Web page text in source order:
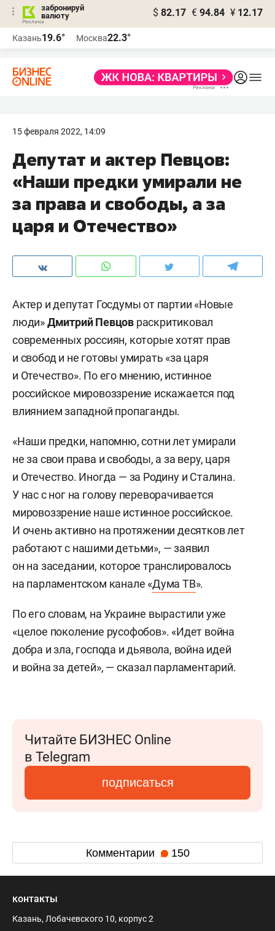
забронируй
валюту
$ 82.17 € 94.84 ¥ 12.17
Казань19.6° Москва22.3°
15 февраля 2022, 14:09
Депутат и актер Певцов:
«Наши предки умирали не
за права и свободы, а за
царя и Отечество»
Актер и депутат Госдумы от партии «Новые
люди»Дмитрий Певцов раскритиковал
современных россиян, которые хотят прав
и свобод и не готовы умирать «за царя
и Отечество». По его мнению, истинное
российское мировоззрение искажается под
влиянием западной пропаганды.
«Наши предки, напомню, сотни лет умирали
не за свои права и свободы, а за веру, царя
и Отечество. Иногда — за Родину и Сталина.
У нас с ног на голову переворачивается
мировоззрение наше истинное российское.
И очень активно на протяжении десятков лет
работают с нашими детьми», — заявил
он на заседании, которое транслировалось
на парламентском канале «Дума ТВ».
По его словам, на Украине вырастили уже
«целое поколение русофобов». «Идет война
добра и зла, господа и дьявола, война идей
и война за детей», — сказал парламентарий.
Читайте БИЗНЕС Online
в Telegram
подписаться
Комментарии 150
контакты
Казань, Лобачевского 10, корпус 2